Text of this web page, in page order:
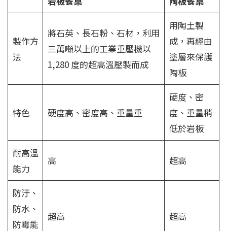
製作方
法
將石英、長石粉、石材，利用
三萬噸以上的工業重壓機以
1,280 度的超高溫壓製而成
用陶土製
成，再經由
塗層來保護
陶板
特色 硬度高、密度高、重量重
硬度、密
度、重量稍
低於岩板
耐高溫
能力
高 超高
防汙、
防水、
防霉能
超高 超高